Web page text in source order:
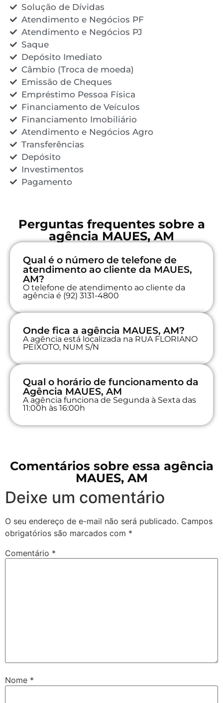
Solução de Dívidas
Atendimento e Negócios PF
Atendimento e Negócios PJ
Saque
Depósito Imediato
Câmbio (Troca de moeda)
Emissão de Cheques
Empréstimo Pessoa Física
Financiamento de Veículos
Financiamento Imobiliário
Atendimento e Negócios Agro
Transferências
Depósito
Investimentos
Pagamento
Perguntas frequentes sobre a
agência MAUES, AM
Qual é o número de telefone de
atendimento ao cliente da MAUES,
AM?
O telefone de atendimento ao cliente da
agência é (92) 3131-4800
Onde fica a agência MAUES, AM?
A agência está localizada na RUA FLORIANO
PEIXOTO, NUM S/N
Qual o horário de funcionamento da
Agência MAUES, AM
A agência funciona de Segunda à Sexta das
11:00h às 16:00h
Comentários sobre essa agência
MAUES, AM
Deixe um comentário
O seu endereço de e-mail não será publicado. Campos
obrigatórios são marcados com *
Comentário *
Nome *